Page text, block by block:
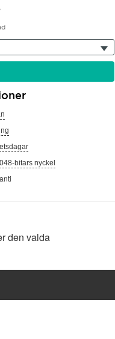
bitars nyckel
den valda